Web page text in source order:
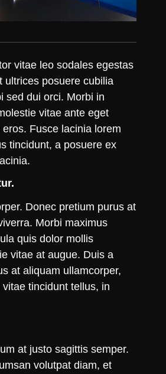
vitae leo sodales egestas
ultrices posuere cubilia
sed dui orci. Morbi in
vitae ante eget
Fusce lacinia lorem
tincidunt, a posuere ex
Donec pretium purus at
Morbi maximus
quis dolor mollis
vitae at augue. Duis a
at aliquam ullamcorper,
tincidunt tellus, in
at justo sagittis semper.
volutpat diam, et